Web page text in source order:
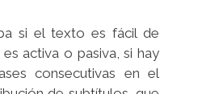
si el texto es fácil de
activa o pasiva, si hay
consecutivas en el